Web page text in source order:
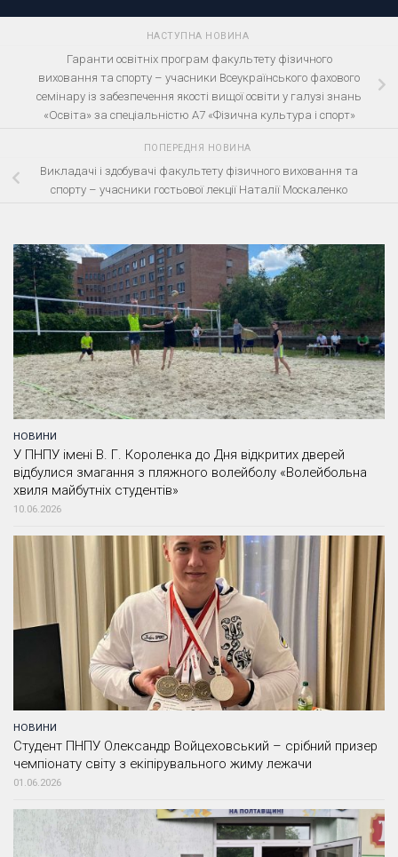
НАСТУПНА НОВИНА
Гаранти освітніх програм факультету фізичного
виховання та спорту – учасники Всеукраїнського фахового
семінару із забезпечення якості вищої освіти у галузі знань
«Освіта» за спеціальністю A7 «Фізична культура і спорт»
ПОПЕРЕДНЯ НОВИНА
Викладачі і здобувачі факультету фізичного виховання та
спорту – учасники гостьової лекції Наталії Москаленко
НОВИНИ
У ПНПУ імені В. Г. Короленка до Дня відкритих дверей
відбулися змагання з пляжного волейболу «Волейбольна
хвиля майбутніх студентів»
10.06.2026
НОВИНИ
Студент ПНПУ Олександр Войцеховський – срібний призер
чемпіонату світу з екіпірувального жиму лежачи
01.06.2026